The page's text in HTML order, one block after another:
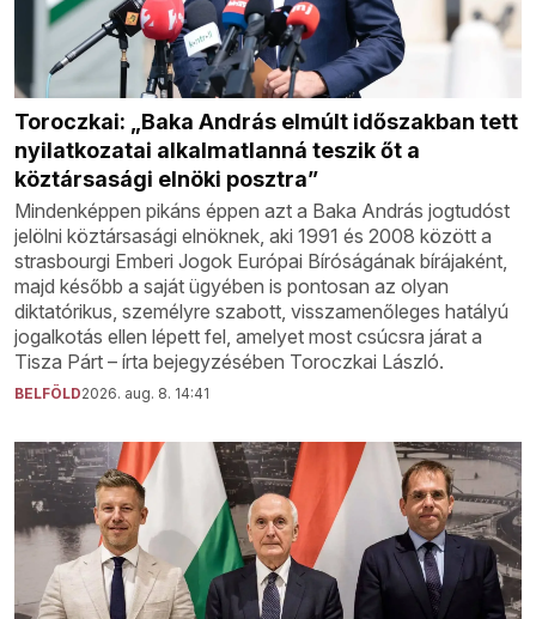
Toroczkai: „Baka András elmúlt időszakban tett
nyilatkozatai alkalmatlanná teszik őt a
köztársasági elnöki posztra”
Mindenképpen pikáns éppen azt a Baka András jogtudóst
jelölni köztársasági elnöknek, aki 1991 és 2008 között a
strasbourgi Emberi Jogok Európai Bíróságának bírájaként,
majd később a saját ügyében is pontosan az olyan
diktatórikus, személyre szabott, visszamenőleges hatályú
jogalkotás ellen lépett fel, amelyet most csúcsra járat a
Tisza Párt – írta bejegyzésében Toroczkai László.
BELFÖLD2026. aug. 8. 14:41